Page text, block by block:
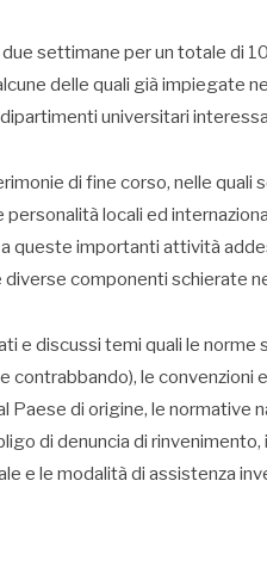
settimane per un totale di
delle quali già impiegate
universitari
di fine corso, nelle quali
locali ed
queste importanti attività
diverse componenti schierate
e discussi temi quali le norme
contrabbando), le convenzioni
di origine, le normative
di denuncia di
e le modalità di assistenza